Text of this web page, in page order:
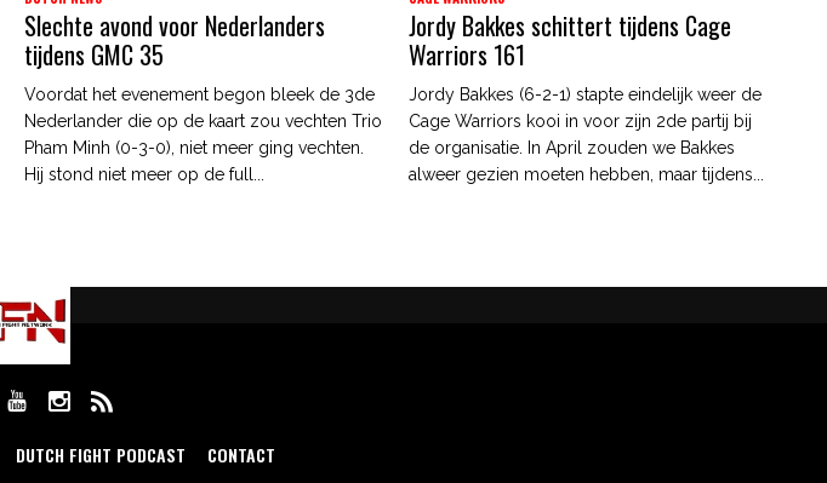
Slechte avond voor Nederlanders
tijdens GMC 35
Voordat het evenement begon bleek de 3de
Nederlander die op de kaart zou vechten Trio
Pham Minh (0-3-0), niet meer ging vechten.
Hij stond niet meer op de full...
Jordy Bakkes schittert tijdens Cage
Warriors 161
Jordy Bakkes (6-2-1) stapte eindelijk weer de
Cage Warriors kooi in voor zijn 2de partij bij
de organisatie. In April zouden we Bakkes
alweer gezien moeten hebben, maar tijdens...
DUTCH FIGHT PODCAST CONTACT